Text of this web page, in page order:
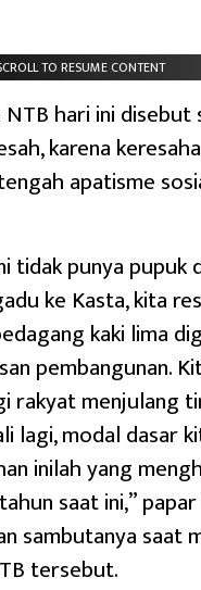
TO RESUME CONTENT
hari ini
karena
apatisme
tidak punya pupuk
ke Kasta, kita
kaki lima
pembangunan.
rakyat menjulang
lagi, modal dasar
inilah yang
saat ini,”
sambutanya saat
tersebut.